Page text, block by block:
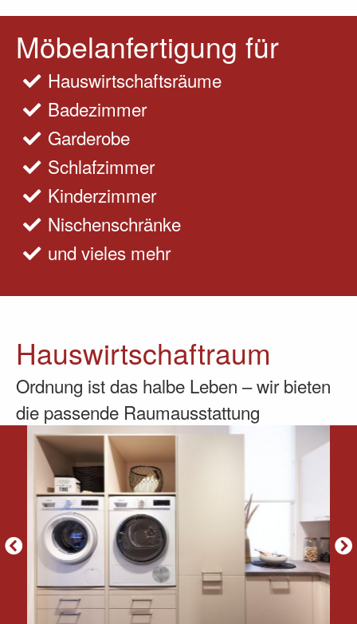
Möbelanfertigung für
Hauswirtschaftsräume
Badezimmer
Garderobe
Schlafzimmer
Kinderzimmer
Nischenschränke
und vieles mehr
Hauswirtschaftraum
Ordnung ist das halbe Leben – wir bieten
die passende Raumausstattung